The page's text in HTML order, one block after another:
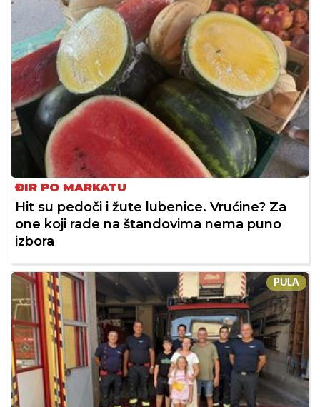
ĐIR PO MARKATU
Hit su pedoči i žute lubenice. Vrućine? Za
one koji rade na štandovima nema puno
izbora
PULA